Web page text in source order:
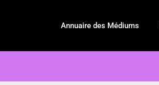
Annuaire des Médiums